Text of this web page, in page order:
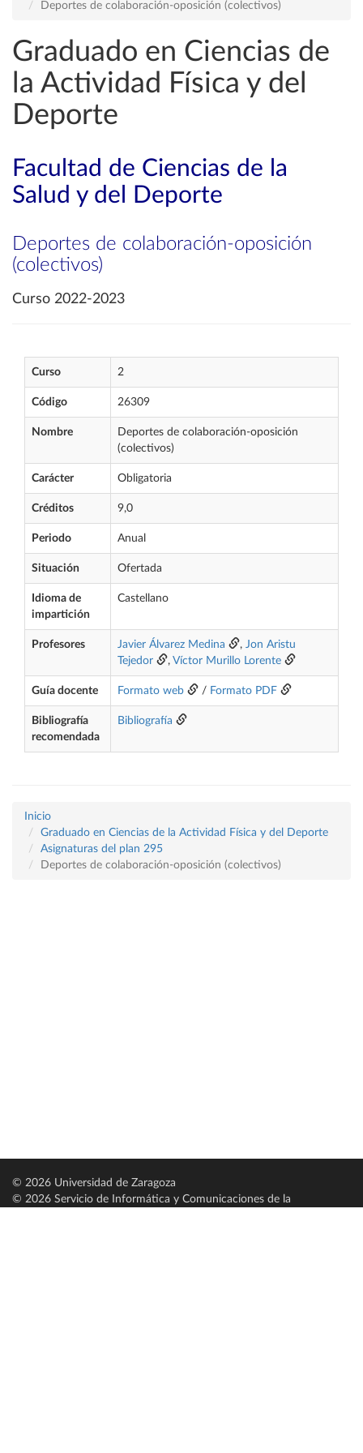
Deportes de colaboración-oposición (colectivos)
Graduado en Ciencias de
la Actividad Física y del
Deporte
Facultad de Ciencias de la
Salud y del Deporte
Deportes de colaboración-oposición
(colectivos)
Curso 2022-2023
Curso 2
Código 26309
Nombre
Deportes de colaboración-oposición
(colectivos)
Carácter Obligatoria
Créditos 9,0
Periodo Anual
Situación Ofertada
Idioma de
impartición
Castellano
Profesores Javier Álvarez Medina , Jon Aristu
Tejedor
, Víctor Murillo Lorente
Guía docente Formato web / Formato PDF
Bibliografía
recomendada
Bibliografía
Inicio
Graduado en Ciencias de la Actividad Física y del Deporte
Asignaturas del plan 295
Deportes de colaboración-oposición (colectivos)
© 2026 Universidad de Zaragoza
© 2026 Servicio de Informática y Comunicaciones de la